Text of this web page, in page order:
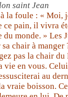
saint Jean
la foule : «
ce pain, il vivra
monde. » Les
chair à manger
pas la chair
vie en vous.
au
vraie boisson.